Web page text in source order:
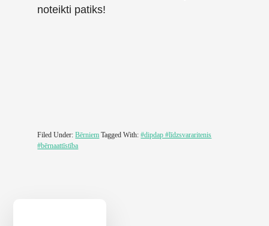
noteikti patiks!
Filed Under:Bērniem Tagged With:#dipdap #līdzsvararitenis
#bērnaattīstība